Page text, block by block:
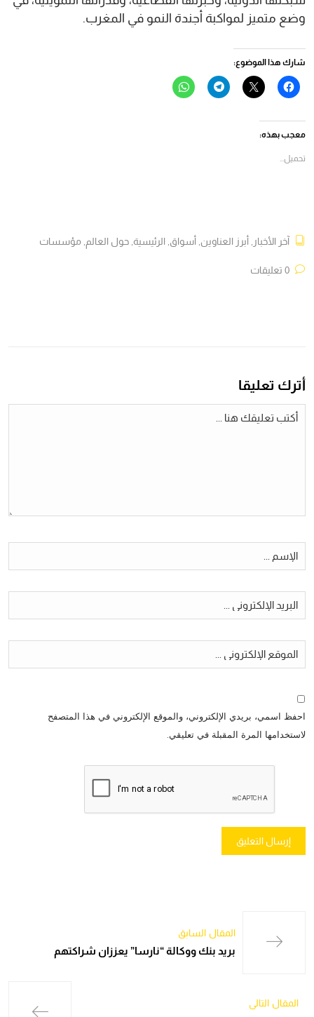
وضع متميز لمواكبة أجندة النمو في المغرب.
شارك هذا الموضوع:
انقر
للمشاركة
(فتح
في
نافذة
النقر
للمشاركة
انقر
للمشاركة
انقر
للمشاركة
معجب بهذه:
تحميل...
آخر الأخبار أبرز العناوين أسواق الرئيسية حول العالم مؤسسات
أترك تعليقا
احفظ اسمي، بريدي الإلكتروني، والموقع الإلكتروني في هذا المتصفح
لاستخدامها المرة المقبلة في تعليقي.
المقال السابق
بريد بنك ووكالة “نارسا” يعززان شراكتهم
المقال التالي